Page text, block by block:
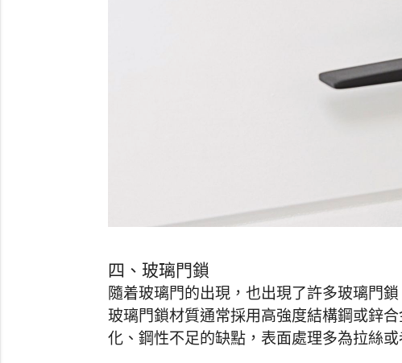
四、玻璃門鎖
隨着玻璃門的出現，也出現了許多玻璃門
玻璃門鎖材質通常採用高強度結構鋼或鋅
化、鋼性不足的缺點，表面處理多為拉絲